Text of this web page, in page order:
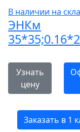
В наличии на
ЭНКм
Узнать
цену
Заказать в 1